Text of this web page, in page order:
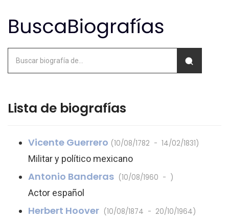
Lista de biografías
Vicente Guerrero (10/08/1782 - 14/02/1831)
Militar y político mexicano
Antonio Banderas (10/08/1960 - )
Actor español
Herbert Hoover (10/08/1874 - 20/10/1964)